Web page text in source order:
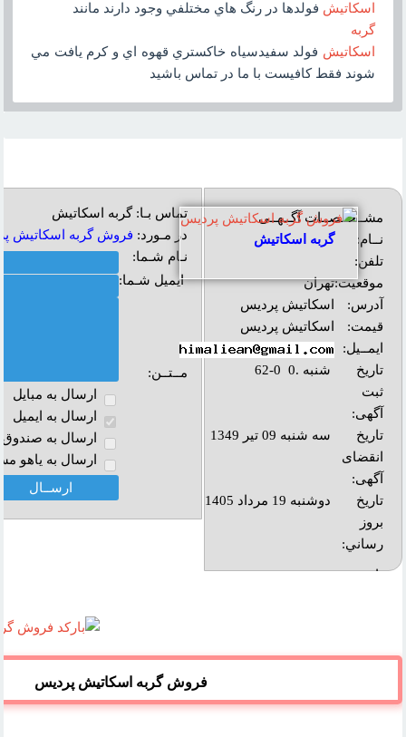
اسکاتيش فولدها در رنگ هاي مختلفي وجود دارند مانند
گربه
اسکاتيش فولد سفيدسياه خاکستري قهوه اي و کرم يافت مي
شوند فقط کافيست با ما در تماس باشيد
مشــخــصــات آگــهــی
نــام:
گربه اسکاتیش
تلفن:
موقعیت:تهران
آدرس:
اسکاتیش پردیس
قیمت:
اسکاتیش پردیس
ایمــیل:
تاریخ
ثبت
آگهی:
شنبه .0 0-62
تاریخ
انقضای
آگهی:
سه شنبه 09 تیر 1349
تاريخ
بروز
رساني:
دوشنبه 19 مرداد 1405
بازديد:
تماس بـا: گربه اسکاتیش
در مـورد: فروش گربه اسکاتيش
نـام شـما:
ایمیل شـما:
مــتــن:
ارسال به مبايل
ارسال به ايميل
ارسال به صندوق
ارسال به ياهو
فروش گربه اسکاتيش پرديس